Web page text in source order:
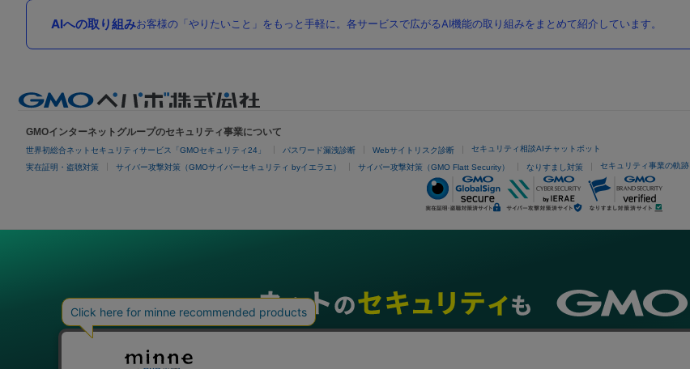
AIへの取り組みお客様の「やりたいこと」をもっと手軽に。各サービスで広がるAI機能の取り組みをまとめて紹介しています。
GMOインターネットグループのセキュリティ事業について
世界初総合ネットセキュリティサービス「GMOセキュリティ24」 パスワード漏洩診断 Webサイトリスク診断 セキュリティ相談AIチャットボット
実在証明・盗聴対策 サイバー攻撃対策（GMOサイバーセキュリティ byイエラエ） サイバー攻撃対策（GMO Flatt Security） なりすまし対策 セキュリティ事業の軌跡